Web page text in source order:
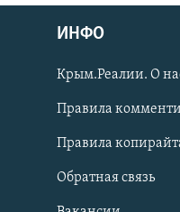
ИНФО
Крым.Реалии. О
Правила
Правила
Обратная связь